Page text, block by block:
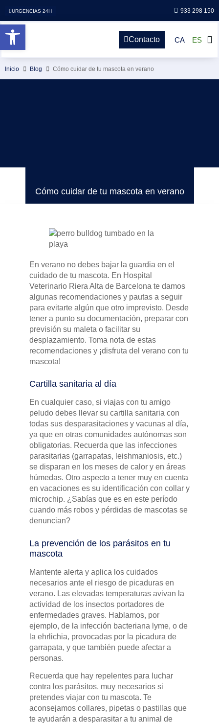
URGENCIAS 24H 933 298 150
Contacto CA ES
Inicio Blog Cómo cuidar de tu mascota en verano
Cómo cuidar de tu mascota en verano
En verano no debes bajar la guardia en el
cuidado de tu mascota. En Hospital
Veterinario Riera Alta de Barcelona te damos
algunas recomendaciones y pautas a seguir
para evitarte algún que otro imprevisto. Desde
tener a punto su documentación, preparar con
previsión su maleta o facilitar su
desplazamiento. Toma nota de estas
recomendaciones y ¡disfruta del verano con tu
mascota!
Cartilla sanitaria al día
En cualquier caso, si viajas con tu amigo
peludo debes llevar su cartilla sanitaria con
todas sus desparasitaciones y vacunas al día,
ya que en otras comunidades autónomas son
obligatorias. Recuerda que las infecciones
parasitarias (garrapatas, leishmaniosis, etc.)
se disparan en los meses de calor y en áreas
húmedas. Otro aspecto a tener muy en cuenta
en vacaciones es su identificación con collar y
microchip. ¿Sabías que es en este período
cuando más robos y pérdidas de mascotas se
denuncian?
La prevención de los parásitos en tu
mascota
Mantente alerta y aplica los cuidados
necesarios ante el riesgo de picaduras en
verano. Las elevadas temperaturas avivan la
actividad de los insectos portadores de
enfermedades graves. Hablamos, por
ejemplo, de la infección bacteriana lyme, o de
la ehrlichia, provocadas por la picadura de
garrapata, y que también puede afectar a
personas.
Recuerda que hay repelentes para luchar
contra los parásitos, muy necesarios si
pretendes viajar con tu mascota. Te
aconsejamos collares, pipetas o pastillas que
te ayudarán a desparasitar a tu animal de
Abrir barra de herramientas